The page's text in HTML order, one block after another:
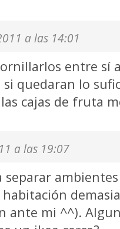
a las 14:01
entre sí
quedaran lo
cajas de fruta
a las 19:07
ante mi ^^).